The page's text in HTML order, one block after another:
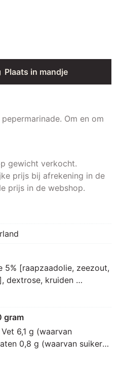
Om en om
gewicht verkocht.
prijs bij afrekening in de
prijs in de webshop.
Plaats in mandje
5% [raapzaadolie, zeezout,
dextrose, kruiden
aroma [mais,
specerij,
gram
6,1 g (waarvan
0,8 g (waarvan suikers
g, Zout 2,3 g.